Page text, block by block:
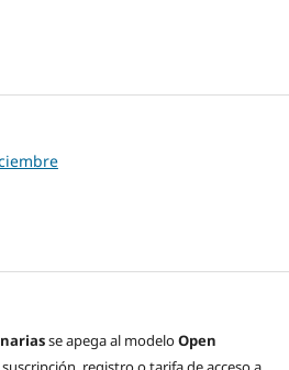
se apega al modeloOpen